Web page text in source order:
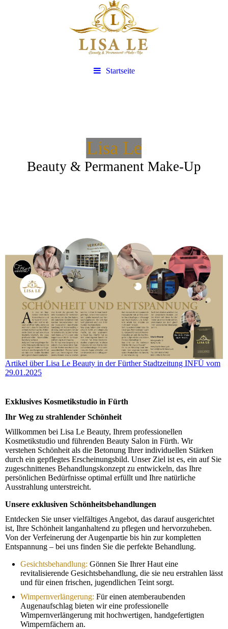
Startseite
Lisa Le
Beauty & Permanent Make-Up
Artikel über Lisa Le Beauty in der Fürther Stadtzeitung INFÜ vom
29.01.2025
Exklusives Kosmetikstudio in Fürth
Ihr Weg zu strahlender Schönheit
Willkommen bei Lisa Le Beauty, Ihrem professionellen
Kosmetikstudio und führenden Beauty Salon in Fürth. Wir
verstehen Schönheit als die Betonung Ihrer individuellen Stärken
durch ein gepflegtes Erscheinungsbild. Unser Ziel ist es, ein auf Sie
zugeschnittenes Behandlungskonzept zu entwickeln, das Ihre
persönlichen Bedürfnisse optimal erfüllt und Ihre natürliche
Ausstrahlung unterstreicht.
Unsere exklusiven Schönheitsbehandlungen
Entdecken Sie unser vielfältiges Angebot, das darauf ausgerichtet
ist, Ihre Schönheit langanhaltend zu pflegen und hervorzuheben.
Von der Verfeinerung der Augenpartie bis hin zur kompletten
Entspannung – bei uns finden Sie die perfekte Behandlung.
Gesichtsbehandlung: Gönnen Sie Ihrer Haut eine
revitalisierende Gesichtsbehandlung, die sie neu erstrahlen lässt
und für einen frischen, jugendlichen Teint sorgt.
Wimpernverlängerung: Für einen atemberaubenden
Augenaufschlag bieten wir eine professionelle
Wimpernverlängerung mit hochwertigen, handgefertigten
Wimpernfächern an.